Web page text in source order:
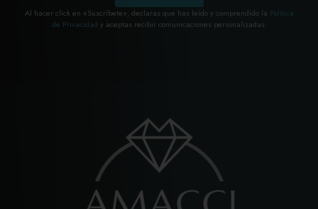
Al hacer click en «Suscríbete», declaras que has leído y comprendido la Política
de Privacidad y aceptas recibir comunicaciones personalizadas.